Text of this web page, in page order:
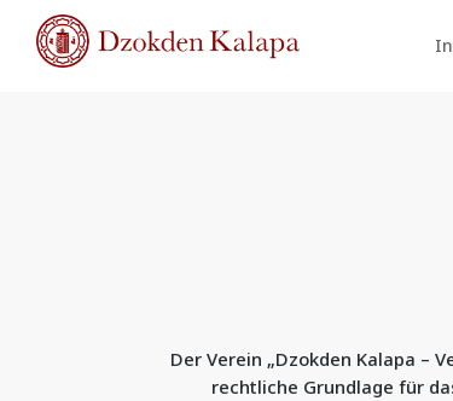
Der Verein „Dzokden Kalapa –
rechtliche Grundlage für